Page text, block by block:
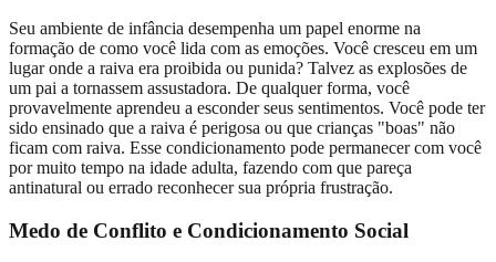
Seu ambiente de infância desempenha um papel enorme na
formação de como você lida com as emoções. Você cresceu em um
lugar onde a raiva era proibida ou punida? Talvez as explosões de
um pai a tornassem assustadora. De qualquer forma, você
provavelmente aprendeu a esconder seus sentimentos. Você pode ter
sido ensinado que a raiva é perigosa ou que crianças "boas" não
ficam com raiva. Esse condicionamento pode permanecer com você
por muito tempo na idade adulta, fazendo com que pareça
antinatural ou errado reconhecer sua própria frustração.
Medo de Conflito e Condicionamento Social